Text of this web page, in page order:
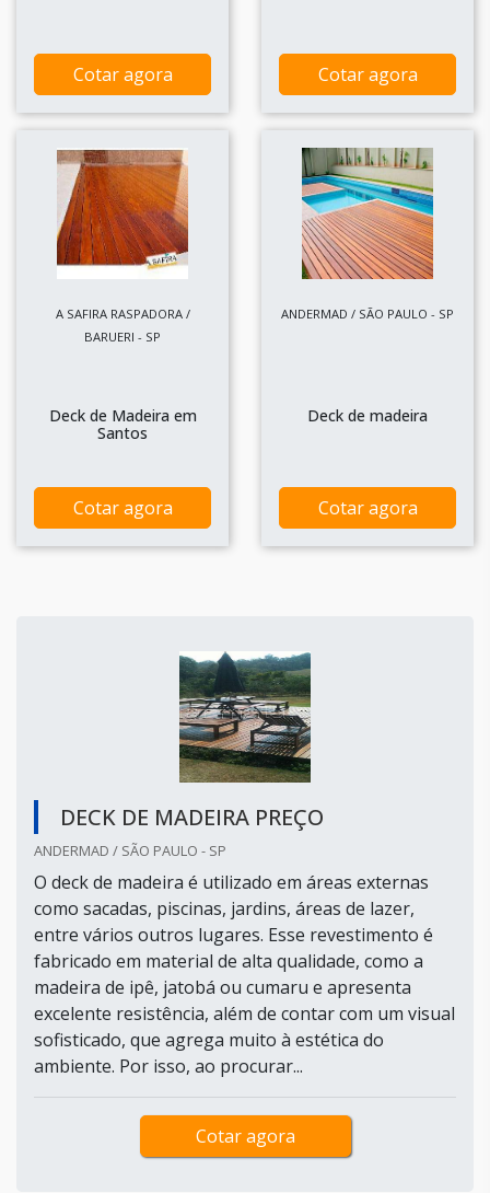
Cotar agora Cotar agora
A SAFIRA RASPADORA /
BARUERI - SP
Deck de Madeira em
Santos
Cotar agora
ANDERMAD / SÃO PAULO - SP
Deck de madeira
Cotar agora
DECK DE MADEIRA PREÇO
ANDERMAD / SÃO PAULO - SP
O deck de madeira é utilizado em áreas externas
como sacadas, piscinas, jardins, áreas de lazer,
entre vários outros lugares. Esse revestimento é
fabricado em material de alta qualidade, como a
madeira de ipê, jatobá ou cumaru e apresenta
excelente resistência, além de contar com um visual
sofisticado, que agrega muito à estética do
ambiente. Por isso, ao procurar...
Cotar agora